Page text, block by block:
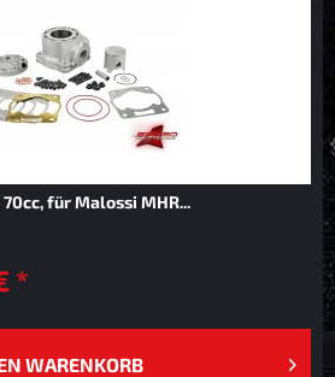
für Malossi MHR...
*
WARENKORB